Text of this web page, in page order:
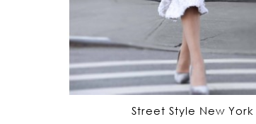
Street Style New York